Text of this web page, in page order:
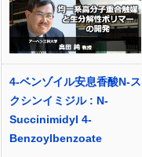
4-ベンゾイル安息香酸N-ス
クシンイミジル : N-
Succinimidyl 4-
Benzoylbenzoate